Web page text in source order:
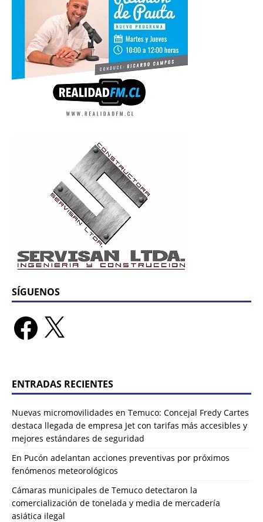
SÍGUENOS
ENTRADAS RECIENTES
Nuevas micromovilidades en Temuco: Concejal Fredy Cartes
destaca llegada de empresa Jet con tarifas más accesibles y
mejores estándares de seguridad
En Pucón adelantan acciones preventivas por próximos
fenómenos meteorológicos
Cámaras municipales de Temuco detectaron la
comercialización de tonelada y media de mercadería
asiática ilegal